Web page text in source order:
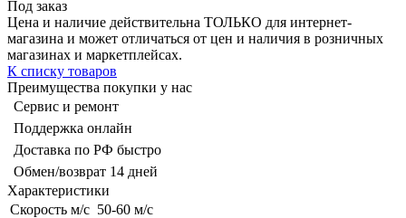
Под заказ
Цена и наличие действительна ТОЛЬКО для интернет-
магазина и может отличаться от цен и наличия в розничных
магазинах и маркетплейсах.
К списку товаров
Преимущества покупки у нас
Сервис и ремонт
Поддержка онлайн
Доставка по РФ быстро
Обмен/возврат 14 дней
Характеристики
Скорость м/с 50-60 м/с